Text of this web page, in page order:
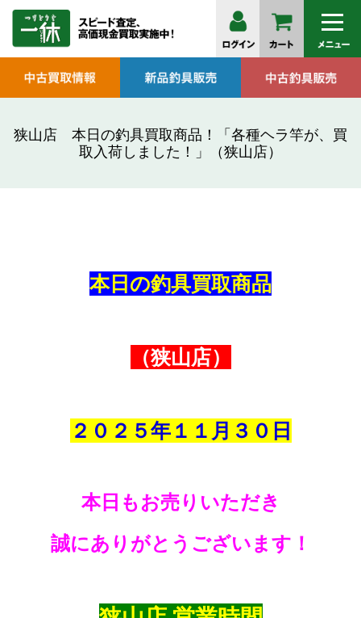
狭山店 本日の釣具買取商品！「各種ヘラ竿が、買
取入荷しました！」（狭山店）
本日の釣具買取商品
（狭山店）
２０２５年１１ 月３０ 日
本日もお売りいただき
誠にありがとうございます！